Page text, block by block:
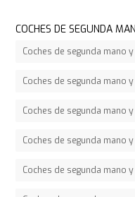
COCHES DE SEGUNDA
Coches de segunda mano
Coches de segunda mano
Coches de segunda mano
Coches de segunda mano
Coches de segunda mano